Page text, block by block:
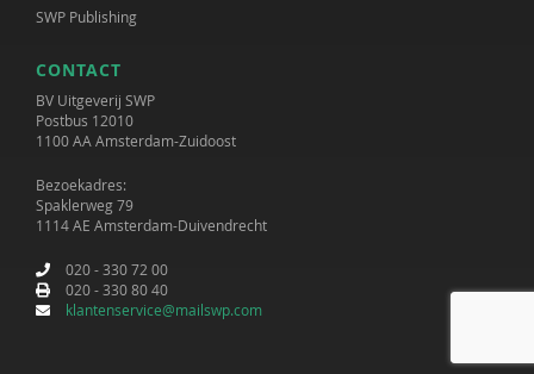
SWP Publishing
CONTACT
BV Uitgeverij SWP
Postbus 12010
1100 AA Amsterdam-Zuidoost
Bezoekadres:
Spaklerweg 79
1114 AE Amsterdam-Duivendrecht
020 - 330 72 00
020 - 330 80 40
klantenservice@mailswp.com